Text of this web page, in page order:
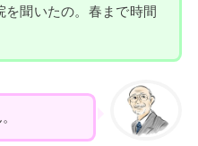
を聞いたの。春まで時間